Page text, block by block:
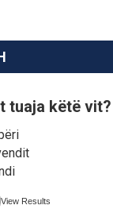
tuaja këtë vit?
View Results